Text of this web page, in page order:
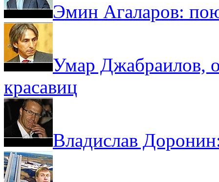
Эмин Агаларов:
Умар Джабраилов,
красавиц
Владислав